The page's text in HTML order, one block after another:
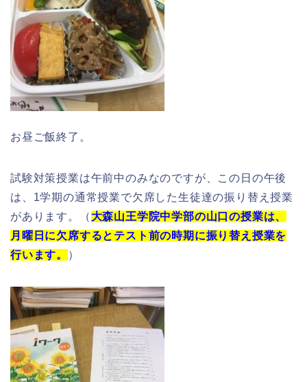
お昼ご飯終了。
試験対策授業は午前中のみなのですが、この日の午後
は、1学期の通常授業で欠席した生徒達の振り替え授業
があります。（ 大森山王学院中学部の山口の授業は、
月曜日に欠席するとテスト前の時期に振り替え授業を
行います。
）